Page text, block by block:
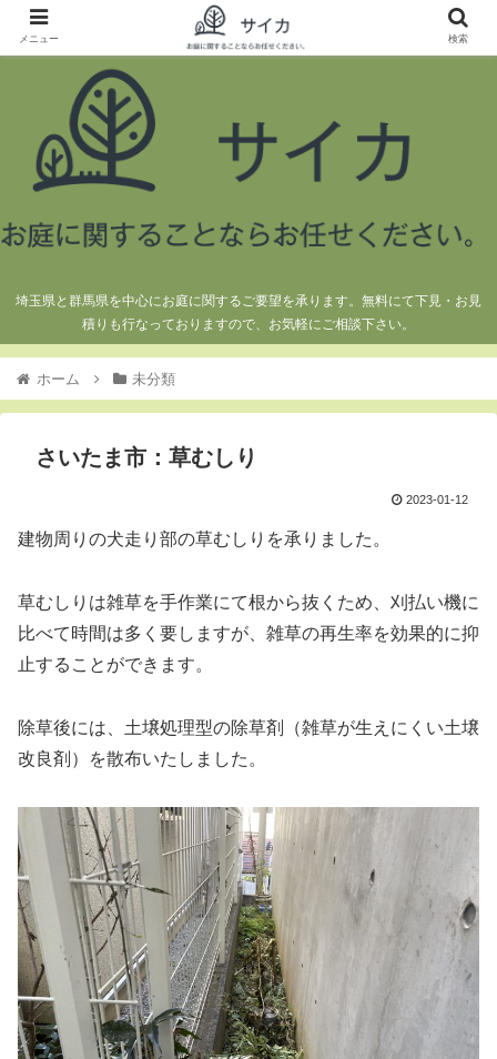
埼玉県と群馬県を中心にお庭に関するご要望を承ります。無料にて下見・お見
積りも行なっておりますので、お気軽にご相談下さい。
ホーム 未分類
さいたま市：草むしり
2023-01-12
建物周りの犬走り部の草むしりを承りました。
草むしりは雑草を手作業にて根から抜くため、刈払い機に
比べて時間は多く要しますが、雑草の再生率を効果的に抑
止することができます。
除草後には、土壌処理型の除草剤（雑草が生えにくい土壌
改良剤）を散布いたしました。
メニュー 検索